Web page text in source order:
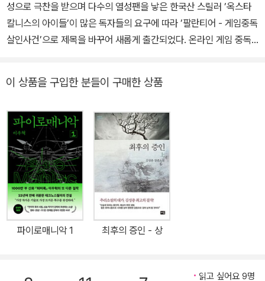
성으로 극찬을 받으며 다수의 열성팬을 낳은 한국산 스릴러 ’옥스타
칼니스의 아이들’이 많은 독자들의 요구에 따라 ’팔란티어 - 게임중독
살인사건’으로 제목을 바꾸어 새롭게 출간되었다. 온라인 게임 중독
는 호평을 받았다. 출간 6년이 지난 지금까지도 각종 포털 사이트의
추천하는 글과 작품의 재출간을 요구하는 열성 독자들의 요구가 끊임
없이 이어져 왔다. >>현대 스릴러 소설이 보여줄 수 있는 모든 것 ’팔
란티어’의 최대 장점은 모든 독자들이 인정하는 굉장한 흡인력이다.
네이버의 문답 게시판에서 한 독자는 이 책에 대해 ”어떤 연령층 어떤
독자라도 재미만은 100% 느낄 수 있다”라고 강조할 정도로 손에 잡
으면 놓을 수 없는 확실한 재미를 보장한다. 첨단 기술을 둘러싼 각종
음모론과 서울대학병원 전임의 출신의 작가가 선보이는 정신 의학적
복선은 현대 스릴러 소설에서 빼놓을 수 없는 요소이다. 댄 브라운의
러들도 이러한 요소가 적절히 조합되어 밀리언셀러 반열에 오를 수
이 상품을 구입한 분들이 구매한 상품
파이로매니악 1 최후의 증인 - 상
읽고 싶어요 9명